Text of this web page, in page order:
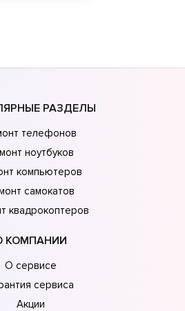
РАЗДЕЛЫ
телефонов
ноутбуков
компьютеров
самокатов
квадрокоптеров
КОМПАНИИ
О сервисе
сервиса
Акции